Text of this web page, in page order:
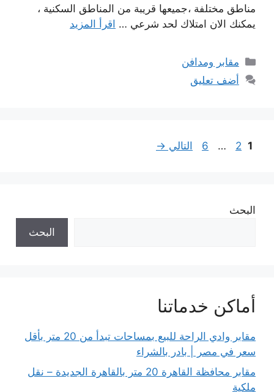
مناطق مختلفة ،جميعها قريبة من المناطق السكنية ،
يمكنك الان امتلاك لحد شرعي … اقرأ المزيد
التصنيفات
مقابر ومدافن
أضف تعليق
Page
1
Page
2
…
Page
6 التالي →
البحث
البحث
أماكن خدماتنا
مقابر وادي الراحة للبيع بمساحات تبدأ من 20 متر بأقل
سعر في مصر | بادر بالشراء
مقابر محافظة القاهرة 20 متر بالقاهرة الجديدة – نقل
ملكية